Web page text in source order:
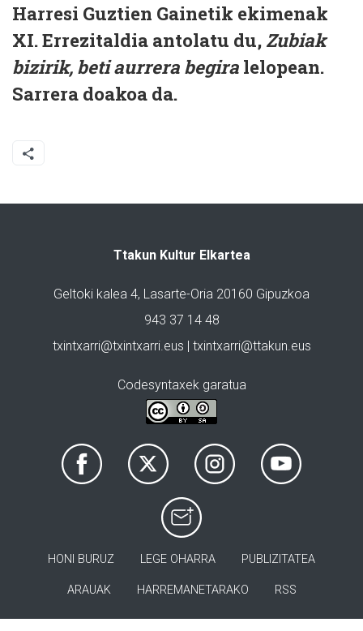
Harresi Guztien Gainetik ekimenak
XI. Errezitaldia antolatu du, Zubiak
bizirik, beti aurrera begira lelopean.
Sarrera doakoa da.
Ttakun Kultur Elkartea
Geltoki kalea 4, Lasarte-Oria 20160 Gipuzkoa
943 37 14 48
txintxarri@txintxarri.eus | txintxarri@ttakun.eus
Codesyntaxek garatua
HONI BURUZ LEGE OHARRA PUBLIZITATEA
ARAUAK HARREMANETARAKO RSS